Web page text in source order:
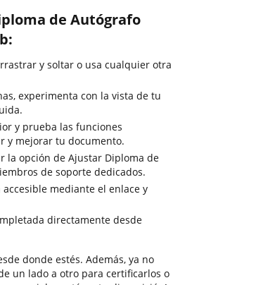
de Autógrafo
y soltar o usa cualquier otra
experimenta con la vista de tu
y prueba las funciones
y mejorar tu documento.
la opción de Ajustar Diploma de
de soporte dedicados.
mediante el enlace y
directamente desde
donde estés. Además, ya no
un lado a otro para certificarlos o